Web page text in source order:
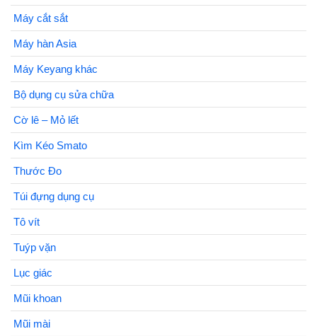
Máy cắt sắt
Máy hàn Asia
Máy Keyang khác
Bộ dụng cụ sửa chữa
Cờ lê – Mỏ lết
Kìm Kéo Smato
Thước Đo
Túi đựng dụng cụ
Tô vít
Tuýp vặn
Lục giác
Mũi khoan
Mũi mài